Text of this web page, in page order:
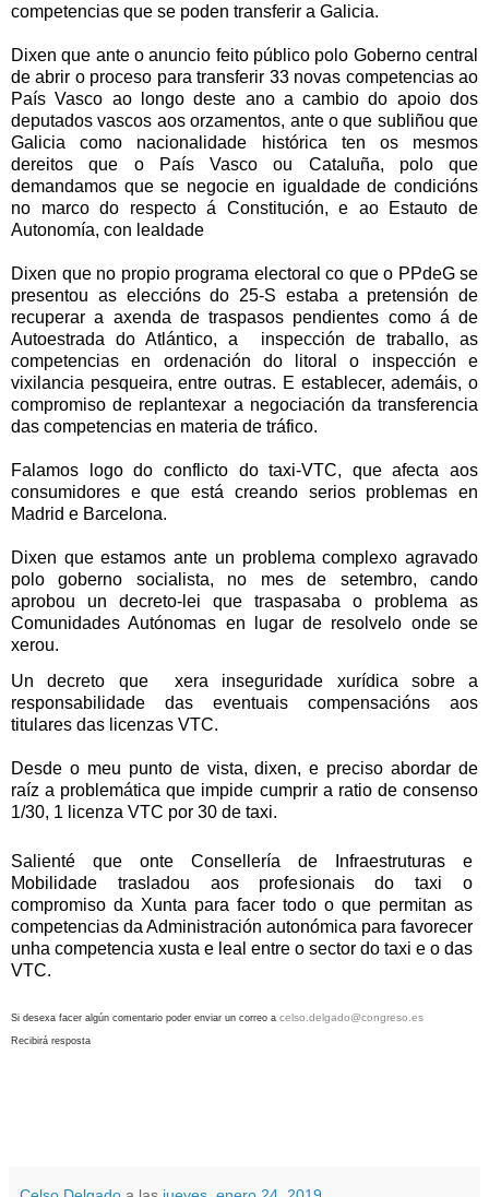
competencias que se poden transferir a Galicia.
Dixen que ante o anuncio feito público polo Goberno central
de abrir o proceso para transferir 33 novas competencias ao
País Vasco ao longo deste ano a cambio do apoio dos
deputados vascos aos orzamentos, ante o que subliñou que
Galicia como nacionalidade histórica ten os mesmos
dereitos que o País Vasco ou Cataluña, polo que
demandamos que se negocie en igualdade de condicións
no marco do respecto á Constitución, e ao Estauto de
Autonomía, con lealdade
Dixen que no propio programa electoral co que o PPdeG se
presentou as eleccións do 25-S estaba a pretensión de
recuperar a axenda de traspasos pendientes como á de
Autoestrada do Atlántico, a
inspección de traballo, as
competencias en ordenación do litoral o inspección e
vixilancia pesqueira, entre outras. E establecer, ademáis, o
compromiso de replantexar a negociación da transferencia
das competencias en materia de tráfico.
Falamos logo do conflicto do taxi-VTC, que afecta aos
consumidores e que está creando serios problemas en
Madrid e Barcelona.
Dixen que estamos ante un problema complexo agravado
polo goberno socialista, no mes de setembro, cando
aprobou un decreto-lei que traspasaba o problema as
Comunidades Autónomas en lugar de resolvelo onde se
xerou.
Un decreto que
xera inseguridade xurídica sobre a
responsabilidade das eventuais compensacións aos
titulares das licenzas VTC.
Desde o meu punto de vista, dixen, e preciso abordar de
raíz a problemática que impide cumprir a ratio de consenso
1/30, 1 licenza VTC por 30 de taxi.
Salienté que onte Consellería de Infraestruturas e
Mobilidade trasladou aos profesionais do taxi o
compromiso da Xunta para facer todo o que permitan as
competencias da Administración autonómica para favorecer
unha competencia xusta e leal entre o sector do taxi e o das
VTC.
Si desexa facer algún comentario poder enviar un correo a celso.delgado@congreso.es
Recibirá resposta